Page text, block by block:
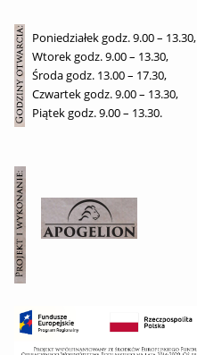
Poniedziałek godz. 9.00 – 13.30,
Wtorek godz. 9.00 – 13.30,
Środa godz. 13.00 – 17.30,
Czwartek godz. 9.00 – 13.30,
Piątek godz. 9.00 – 13.30.